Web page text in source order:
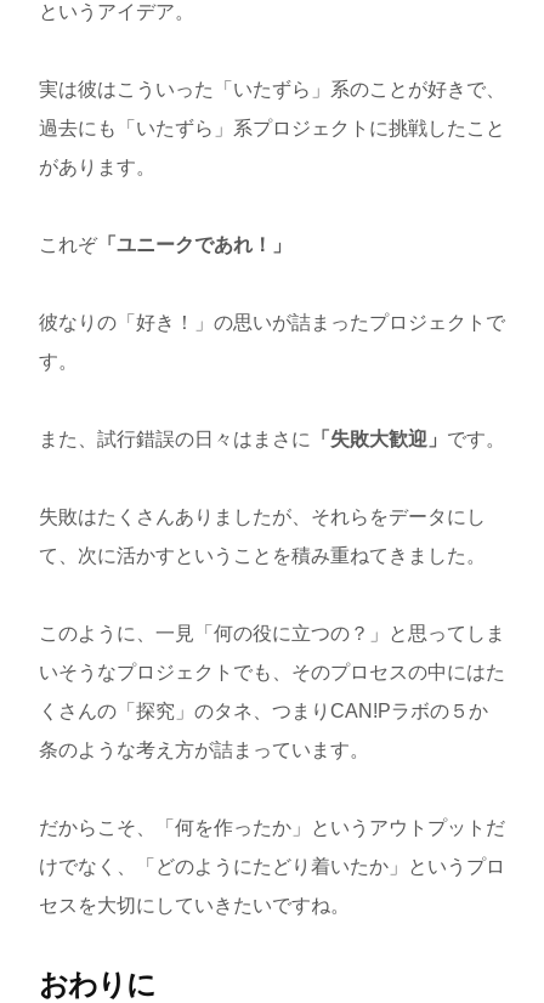
というアイデア。
実は彼はこういった「いたずら」系のことが好きで、
過去にも「いたずら」系プロジェクトに挑戦したこと
があります。
これぞ「ユニークであれ！」
彼なりの「好き！」の思いが詰まったプロジェクトで
す。
また、試行錯誤の日々はまさに 「失敗大歓迎」 です。
失敗はたくさんありましたが、それらをデータにし
て、次に活かすということを積み重ねてきました。
このように、一見「何の役に立つの？」と思ってしま
いそうなプロジェクトでも、そのプロセスの中にはた
くさんの「探究」のタネ、つまりCAN!Pラボの５か
条のような考え方が詰まっています。
だからこそ、「何を作ったか」というアウトプットだ
けでなく、「どのようにたどり着いたか」というプロ
セスを大切にしていきたいですね。
おわりに